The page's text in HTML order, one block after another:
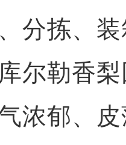
分拣、
尔勒香
浓郁、